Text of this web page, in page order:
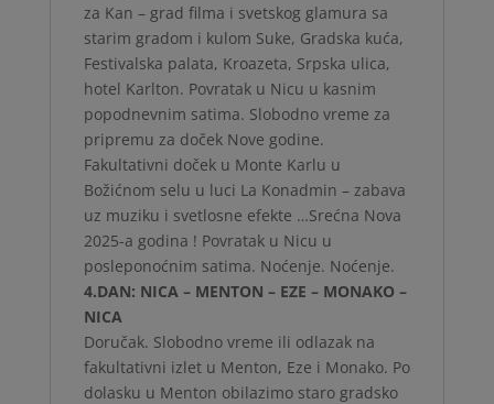
za Kan – grad filma i svetskog glamura sa
starim gradom i kulom Suke, Gradska kuća,
Festivalska palata, Kroazeta, Srpska ulica,
hotel Karlton. Povratak u Nicu u kasnim
popodnevnim satima. Slobodno vreme za
pripremu za doček Nove godine.
Fakultativni doček u Monte Karlu u
Božićnom selu u luci La Konadmin – zabava
uz muziku i svetlosne efekte …Srećna Nova
2025-a godina ! Povratak u Nicu u
posleponoćnim satima. Noćenje. Noćenje.
4.DAN: NICA – MENTON – EZE – MONAKO –
NICA
Doručak. Slobodno vreme ili odlazak na
fakultativni izlet u Menton, Eze i Monako. Po
dolasku u Menton obilazimo staro gradsko